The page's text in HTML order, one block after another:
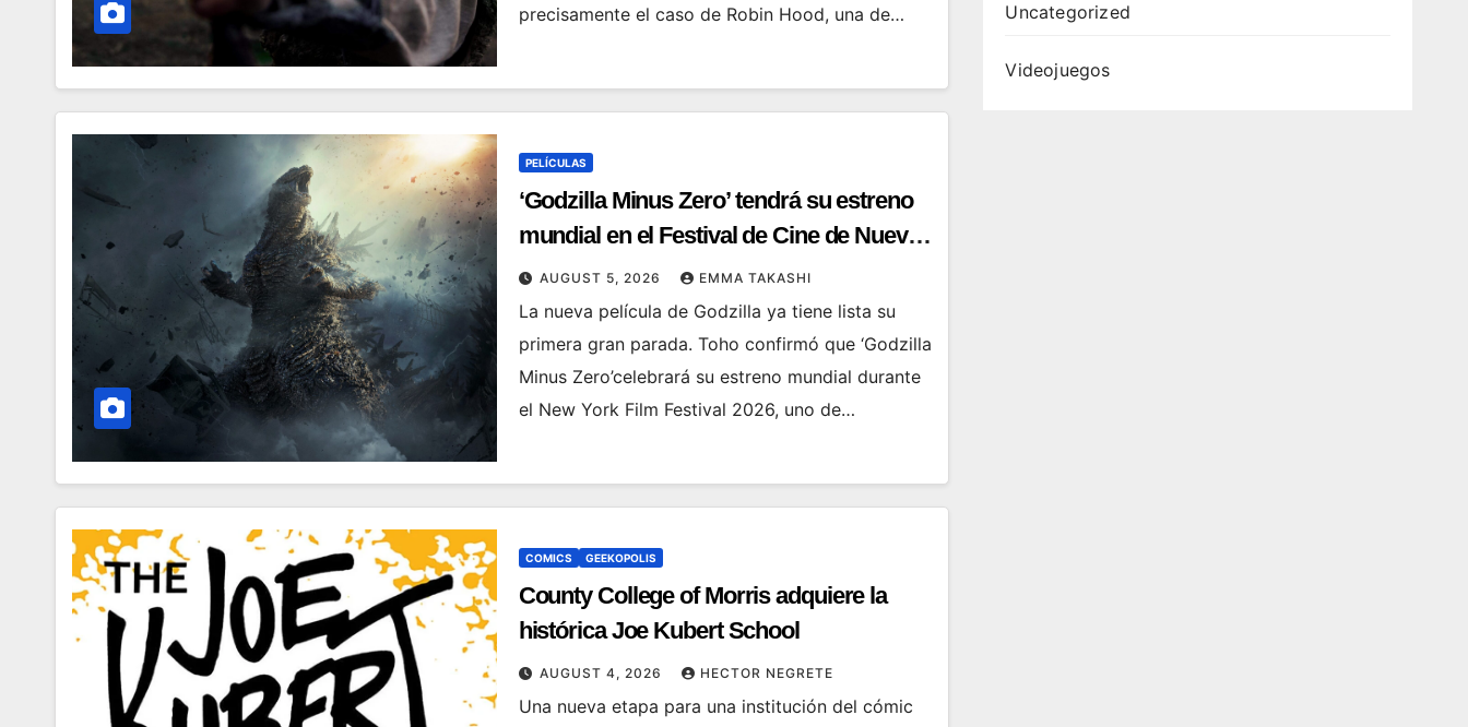
precisamente el caso de Robin Hood, una de…
PELÍCULAS
‘Godzilla Minus Zero’ tendrá su estreno
mundial en el Festival de Cine de Nueva
York
AUGUST 5, 2026 EMMA TAKASHI
La nueva película de Godzilla ya tiene lista su
primera gran parada. Toho confirmó que ‘Godzilla
Minus Zero’celebrará su estreno mundial durante
el New York Film Festival 2026, uno de…
COMICS GEEKOPOLIS
County College of Morris adquiere la
histórica Joe Kubert School
AUGUST 4, 2026 HECTOR NEGRETE
Una nueva etapa para una institución del cómic
Uncategorized
Videojuegos